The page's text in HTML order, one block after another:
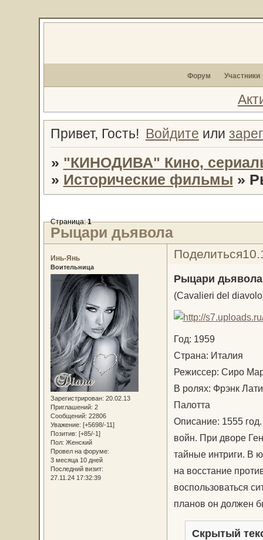
Форум Участники
Привет, Гость! Войдите или
» "КИНОДИВА" Кино,
» Исторические фильмы »
Рыцари дьявола
Страница:1
Поделиться
Инь-Янь
Воительница
Зарегистрирован: 20.02.13
Приглашений: 2
Сообщений: 22806
Уважение: [+5698/-11]
Позитив: [+85/-1]
Пол: Женский
Провел на форуме:
3 месяца 10 дней
Последний визит:
27.11.24 17:32:39
Рыцари дьявола
(Cavalieri del
Год: 1959
Страна: Италия
Режиссер: Сиро
В ролях: Фрэнк
Палотта
Описание: 1555
войн. При дворе
тайные интриги. В
на восстание
воспользоваться
планов он должен
Скрытый